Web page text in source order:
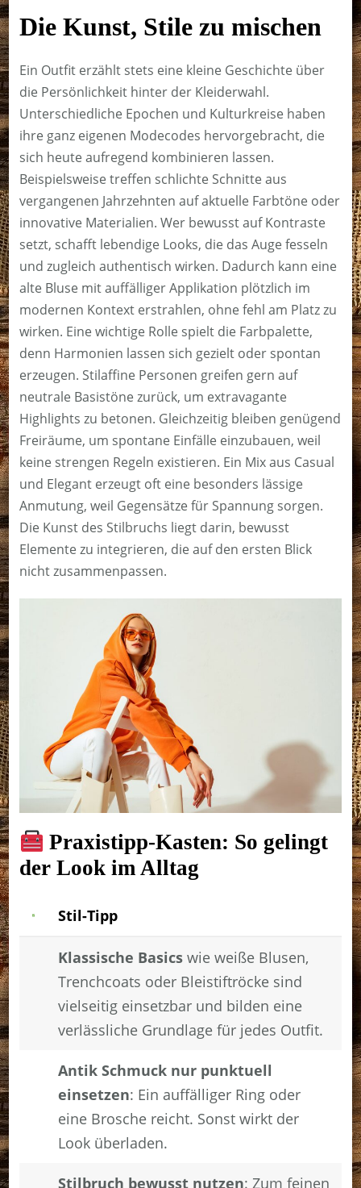
Die Kunst, Stile zu mischen
Ein Outfit erzählt stets eine kleine Geschichte über
die Persönlichkeit hinter der Kleiderwahl.
Unterschiedliche Epochen und Kulturkreise haben
ihre ganz eigenen Modecodes hervorgebracht, die
sich heute aufregend kombinieren lassen.
Beispielsweise treffen schlichte Schnitte aus
vergangenen Jahrzehnten auf aktuelle Farbtöne oder
innovative Materialien. Wer bewusst auf Kontraste
setzt, schafft lebendige Looks, die das Auge fesseln
und zugleich authentisch wirken. Dadurch kann eine
alte Bluse mit auffälliger Applikation plötzlich im
modernen Kontext erstrahlen, ohne fehl am Platz zu
wirken. Eine wichtige Rolle spielt die Farbpalette,
denn Harmonien lassen sich gezielt oder spontan
erzeugen. Stilaffine Personen greifen gern auf
neutrale Basistöne zurück, um extravagante
Highlights zu betonen. Gleichzeitig bleiben genügend
Freiräume, um spontane Einfälle einzubauen, weil
keine strengen Regeln existieren. Ein Mix aus Casual
und Elegant erzeugt oft eine besonders lässige
Anmutung, weil Gegensätze für Spannung sorgen.
Die Kunst des Stilbruchs liegt darin, bewusst
Elemente zu integrieren, die auf den ersten Blick
nicht zusammenpassen.
Praxistipp-Kasten: So gelingt
der Look im Alltag
Stil-Tipp
Klassische Basicswie weiße Blusen,
Trenchcoats oder Bleistiftröcke sind
vielseitig einsetzbar und bilden eine
verlässliche Grundlage für jedes Outfit.
Antik Schmuck nur punktuell
einsetzen: Ein auffälliger Ring oder
eine Brosche reicht. Sonst wirkt der
Look überladen.
Stilbruch bewusst nutzen: Zum feinen